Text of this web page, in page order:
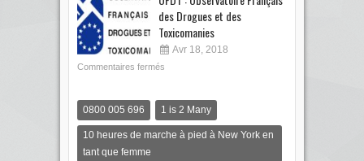
des Drogues et des
Toxicomanies
Avr 18, 2018
Commentaires fermés
0800 005 696 1 is 2 Many
10 heures de marche à pied à New York en
tant que femme